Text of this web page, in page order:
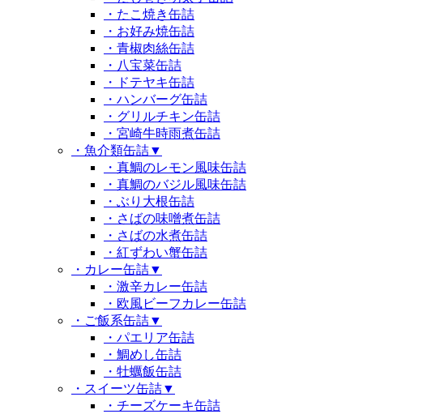
・たこ焼き缶詰
・お好み焼缶詰
・青椒肉絲缶詰
・八宝菜缶詰
・ドテヤキ缶詰
・ハンバーグ缶詰
・グリルチキン缶詰
・宮崎牛時雨煮缶詰
・魚介類缶詰▼
・真鯛のレモン風味缶詰
・真鯛のバジル風味缶詰
・ぶり大根缶詰
・さばの味噌煮缶詰
・さばの水煮缶詰
・紅ずわい蟹缶詰
・カレー缶詰▼
・激辛カレー缶詰
・欧風ビーフカレー缶詰
・ご飯系缶詰▼
・パエリア缶詰
・鯛めし缶詰
・牡蠣飯缶詰
・スイーツ缶詰▼
・チーズケーキ缶詰